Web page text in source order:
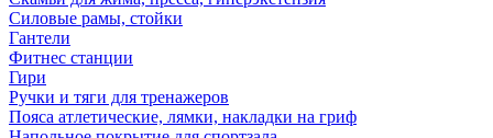
Силовые рамы, стойки
Гантели
Фитнес станции
Гири
Ручки и тяги для тренажеров
Пояса атлетические, лямки, накладки на гриф